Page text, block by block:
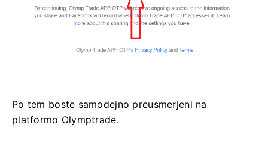
Po tem boste samodejno preusmerjeni na
platformo Olymptrade.